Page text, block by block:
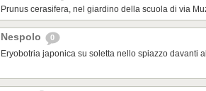
Prunus cerasifera, nel giardino della scuola di via
Nespolo 0
Eryobotria japonica su soletta nello spiazzo davanti